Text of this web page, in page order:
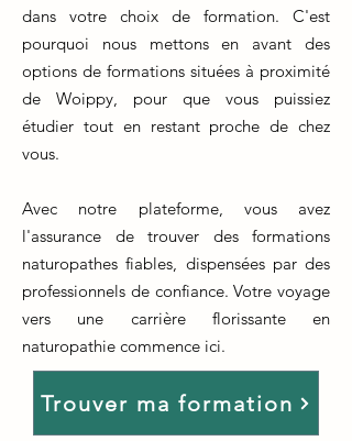
dans votre choix de formation. C'est
pourquoi nous mettons en avant des
options de formations situées à proximité
de Woippy, pour que vous puissiez
étudier tout en restant proche de chez
vous.
Avec notre plateforme, vous avez
l'assurance de trouver des formations
naturopathes fiables, dispensées par des
professionnels de confiance. Votre voyage
vers une carrière florissante en
naturopathie commence ici.
Trouver ma formation